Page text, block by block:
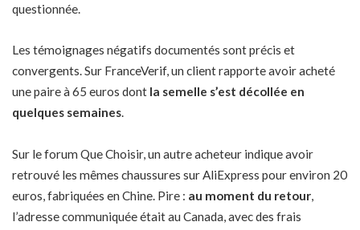
questionnée.
Les témoignages négatifs documentés sont précis et
convergents. Sur FranceVerif, un client rapporte avoir acheté
une paire à 65 euros dont la semelle s’est décollée en
quelques semaines.
Sur le forum Que Choisir, un autre acheteur indique avoir
retrouvé les mêmes chaussures sur AliExpress pour environ 20
euros, fabriquées en Chine. Pire : au moment du retour
l’adresse communiquée était au Canada, avec des frais